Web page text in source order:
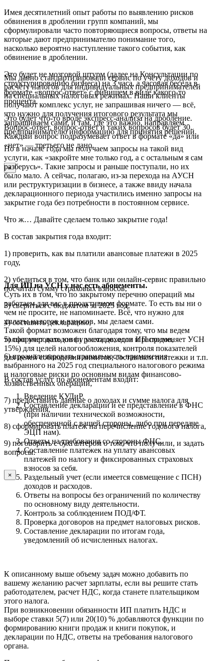
Имея десятилетний опыт работы по выявлению рисков
обвинения в дроблении групп компаний, мы
сформулировали часто повторяющиеся вопросы, ответы на
которые дают предпринимателю понимание того,
насколько вероятно наступление такого события, как
обвинение в дроблении.
Это будет не мозговой штурм (далее на Консультации по
структурированию бизнеса) на 3 часа, а часовая беседа в
формате «вопрос-ответ» с финишем в виде какого-то
процента.
Это будет что-то вроде экспресс-анализа на дробление.
Вопрос-ответ, вопрос-ответ и таких вопросов будет 30.
Каждый вопрос подразумевает ответ в формате «да» или
«нет» — третьего не дано.
×
Мы давно стандартизировали сервис по учёту доходов и
расчету налогов для индивидуальных предпринимателей
на специальных налоговых режимах. Наши клиенты
получают комплекс услуг, не запрашивая ничего — всё,
что нужно для получения итогового результата мы
запрашиваем сами, и там, где это важно, направляем
предпринимателю информацию для принятия решений.
Но в начале года мы получаем запросы на такой вид
услуги, как «закройте мне только год, а с остальным я сам
разберусь». Такие запросы и раньше поступали, но их
было мало. А сейчас, полагаю, из-за перехода на АУСН
или реструктуризации в бизнесе, а также ввиду начала
декларационного периода участились именно запросы на
закрытие года без потребности в постоянном сервисе.
Что ж… Давайте сделаем только закрытие года!
В состав закрытия года входит:
1) проверить, как вы платили авансовые платежи в 2025
году,
2) убедиться в том, что банк или онлайн-сервис правильно
посчитал сумму страховых взносов,
3) свериться с бюджетом за 2025 год,
4) составить декларацию,
5) сформировать книгу учета доходов и расходов,
6) проанализировать правильность применения
выбранного на 2025 год специального налогового режима
и налоговые риски по основным видам финансово-
хозяйственных операций,
7) предоставить данные о доходах и сумме налога для
утверждения,
8) сформировать платеж на перечисление годового налога,
9) поговорить с бухгалтером о том, что получили, и задать
вопросы.
×
Для ИП на УСН у нас есть абонементы.
Суть их в том, что по закрытому перечню операций мы
работаем для вас в проактивном формате. То есть вы ни о
чем не просите, не напоминаете. Всё, что нужно для
уплаты налогов и взносов, мы делаем сами.
Такой формат возможен благодаря тому, что мы ведем
только учет доходов (и расходов, если ИП применяет УСН
15%) для целей налогообложения, контроля показателей
для целей соблюдения лимитов, составляем платежки и т.п.
В состав услуг по абонементам входит:
Введение КУДиР.
Составление декларации и ее представление в ФНС
(при наличии технической возможности,
обеспеченной с вашей стороны, либо при передаче
ЭЦП нам).
Ответы на требования со стороны ФНС.
Составление платежек на уплату авансовых
платежей по налогу и фиксированных страховых
взносов за себя.
Раздельный учет (если имеется совмещение с ПСН)
доходов и расходов.
Ответы на вопросы без ограничений по количеству
по основному виду деятельности.
Контроль за соблюдением ПОД/ФТ.
Проверка договоров на предмет налоговых рисков.
Составление декларации по итогам года,
уведомлений об исчисленных налогах.
К описанному выше объему задач можно добавить по
вашему желанию расчет зарплаты, если вы решите стать
работодателем, расчет НДС, когда станете плательщиком
этого налога.
При возникновении обязанности ИП платить НДС и
выборе ставки 5(7) или 20(10) % добавляются функции по
формированию книги продаж и книги покупок, и
декларации по НДС, ответы на требования налогового
органа.